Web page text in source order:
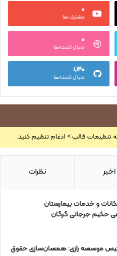
۰
مشترک ها
۰
دنبال کننده‌ها
۱,۱۴۰
دنبال کننده‌ها
اخیر نظرات
و خدمات بیمارستان
حکیم جرجانی گرگان
موسسه رازی: همسان‌سازی حقوق